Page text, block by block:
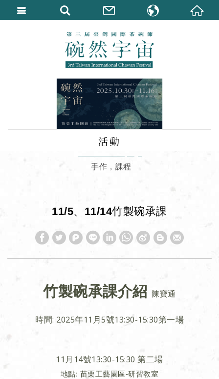
活動
手作，課程
11/5、11/14竹製碗承課
竹製碗承課介紹陳寶通
時間: 2025年11月5號13:30-15:30第一場
11月14號13:30-15:30 第二場
地點: 苗栗工藝園區-研習教室
English